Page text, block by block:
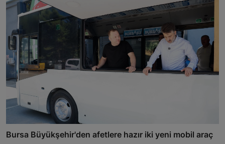
Bursa Büyükşehir'den afetlere hazır iki yeni mobil araç